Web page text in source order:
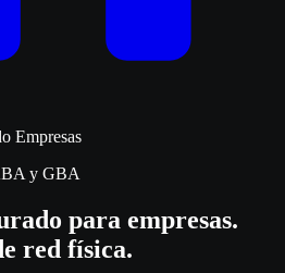
Empresas
y GBA
para empresas.
red física.